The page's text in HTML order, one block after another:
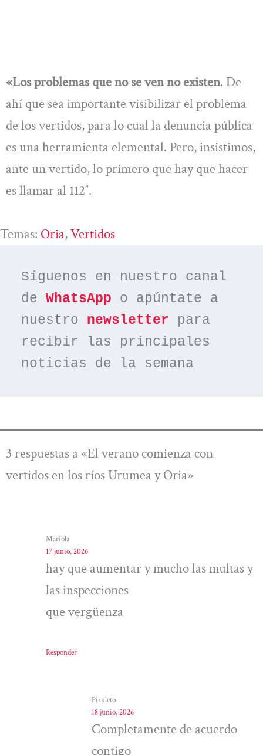
«Los problemas que no se ven no existen. De
ahí que sea importante visibilizar el problema
de los vertidos, para lo cual la denuncia pública
es una herramienta elemental. Pero, insistimos,
ante un vertido, lo primero que hay que hacer
es llamar al 112″.
Temas: Oria, Vertidos
Síguenos en nuestro canal
de WhatsApp o apúntate a
nuestro newsletter para
recibir las principales
noticias de la semana
3 respuestas a «El verano comienza con
vertidos en los ríos Urumea y Oria»
Mariola
17 junio, 2026
hay que aumentar y mucho las multas y
las inspecciones
que vergüenza
Responder
Piruleto
18 junio, 2026
Completamente de acuerdo
contigo